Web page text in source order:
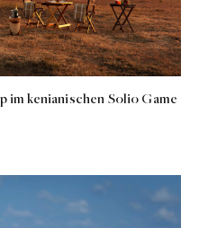
im kenianischen Solio Game